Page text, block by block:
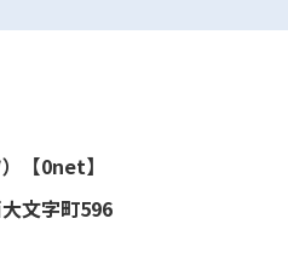
【0net】
文字町596